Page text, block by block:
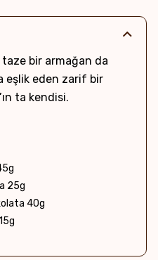
bir armağan da
eşlik eden zarif bir
ta kendisi.
25g
40g